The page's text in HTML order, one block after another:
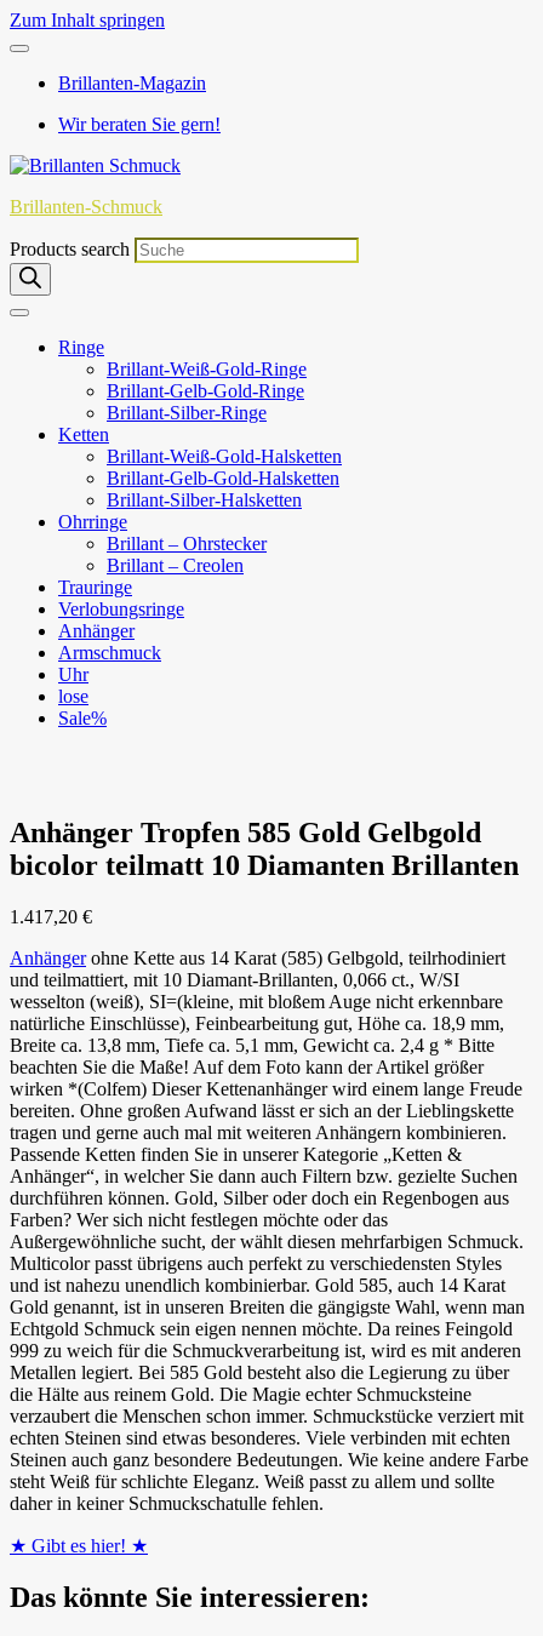
Zum Inhalt springen
Brillanten-Magazin
Wir beraten Sie gern!
Brillanten-Schmuck
Products search
Ringe
Brillant-Weiß-Gold-Ringe
Brillant-Gelb-Gold-Ringe
Brillant-Silber-Ringe
Ketten
Brillant-Weiß-Gold-Halsketten
Brillant-Gelb-Gold-Halsketten
Brillant-Silber-Halsketten
Ohrringe
Brillant – Ohrstecker
Brillant – Creolen
Trauringe
Verlobungsringe
Anhänger
Armschmuck
Uhr
lose
Sale%
Anhänger Tropfen 585 Gold Gelbgold
bicolor teilmatt 10 Diamanten Brillanten
1.417,20 €
Anhängerohne Kette aus 14 Karat (585) Gelbgold, teilrhodiniert
und teilmattiert, mit 10 Diamant-Brillanten, 0,066 ct., W/SI
wesselton (weiß), SI=(kleine, mit bloßem Auge nicht erkennbare
natürliche Einschlüsse), Feinbearbeitung gut, Höhe ca. 18,9 mm,
Breite ca. 13,8 mm, Tiefe ca. 5,1 mm, Gewicht ca. 2,4 g * Bitte
beachten Sie die Maße! Auf dem Foto kann der Artikel größer
wirken *(Colfem) Dieser Kettenanhänger wird einem lange Freude
bereiten. Ohne großen Aufwand lässt er sich an der Lieblingskette
tragen und gerne auch mal mit weiteren Anhängern kombinieren.
Passende Ketten finden Sie in unserer Kategorie „Ketten &
Anhänger“, in welcher Sie dann auch Filtern bzw. gezielte Suchen
durchführen können. Gold, Silber oder doch ein Regenbogen aus
Farben? Wer sich nicht festlegen möchte oder das
Außergewöhnliche sucht, der wählt diesen mehrfarbigen Schmuck.
Multicolor passt übrigens auch perfekt zu verschiedensten Styles
und ist nahezu unendlich kombinierbar. Gold 585, auch 14 Karat
Gold genannt, ist in unseren Breiten die gängigste Wahl, wenn man
Echtgold Schmuck sein eigen nennen möchte. Da reines Feingold
999 zu weich für die Schmuckverarbeitung ist, wird es mit anderen
Metallen legiert. Bei 585 Gold besteht also die Legierung zu über
die Hälte aus reinem Gold. Die Magie echter Schmucksteine
verzaubert die Menschen schon immer. Schmuckstücke verziert mit
echten Steinen sind etwas besonderes. Viele verbinden mit echten
Steinen auch ganz besondere Bedeutungen. Wie keine andere Farbe
steht Weiß für schlichte Eleganz. Weiß passt zu allem und sollte
daher in keiner Schmuckschatulle fehlen.
★ Gibt es hier! ★
Das könnte Sie interessieren: